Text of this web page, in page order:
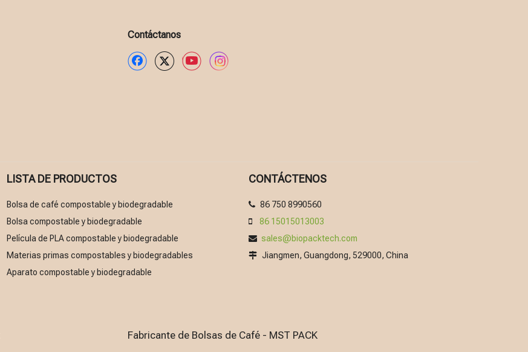
Contáctanos
LISTA DE PRODUCTOS
Bolsa de café compostable y biodegradable
Bolsa compostable y biodegradable
Película de PLA compostable y biodegradable
Materias primas compostables y biodegradables
Aparato compostable y biodegradable
CONTÁCTENOS
 86 750 8990560
 86 15015013003
 sales@biopacktech.com
 Jiangmen, Guangdong, 529000, China
Fabricante de Bolsas de Café - MST PACK